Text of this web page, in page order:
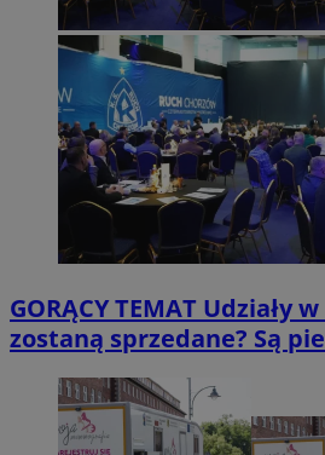
GORĄCY TEMAT Udziały
zostaną sprzedane? Są